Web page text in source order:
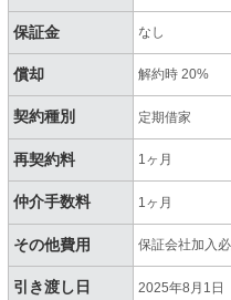
保証金 なし
償却 解約時 20%
契約種別 定期借家
再契約料 1ヶ月
仲介手数料 1ヶ月
その他費用 保証会社加入
引き渡し日 2025年8⽉1⽇